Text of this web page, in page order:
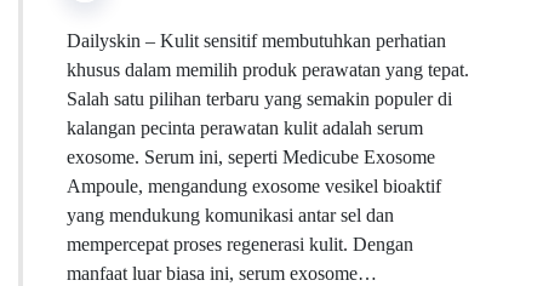
Dailyskin – Kulit sensitif membutuhkan perhatian
khusus dalam memilih produk perawatan yang tepat.
Salah satu pilihan terbaru yang semakin populer di
kalangan pecinta perawatan kulit adalah serum
exosome. Serum ini, seperti Medicube Exosome
Ampoule, mengandung exosome vesikel bioaktif
yang mendukung komunikasi antar sel dan
mempercepat proses regenerasi kulit. Dengan
manfaat luar biasa ini, serum exosome…